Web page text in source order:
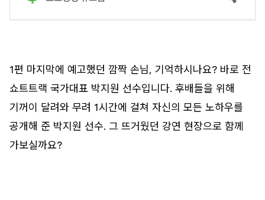
1편 마지막에 예고했던 깜짝 손님, 기억하시나요? 바로 전
쇼트트랙 국가대표 박지원 선수입니다. 후배들을 위해
기꺼이 달려와 무려 1시간에 걸쳐 자신의 모든 노하우를
공개해 준 박지원 선수. 그 뜨거웠던 강연 현장으로 함께
가보실까요?